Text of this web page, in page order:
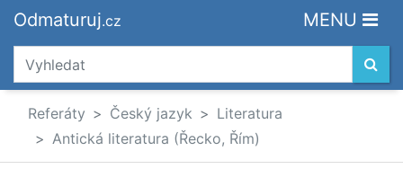
Odmaturuj.cz MENU
Referáty Český jazyk
Literatura
Antická literatura (Řecko, Řím)